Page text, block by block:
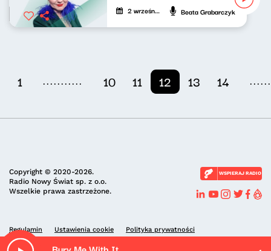
2 września 2023 Beata Grabarczyk
1 ........... 10 11 12 13 14
Copyright © 2020-2026.
Radio Nowy Świat sp. z o.o.
Wszelkie prawa zastrzeżone.
WSPIERAJ RADIO
Regulamin Ustawienia cookie Polityka prywatności